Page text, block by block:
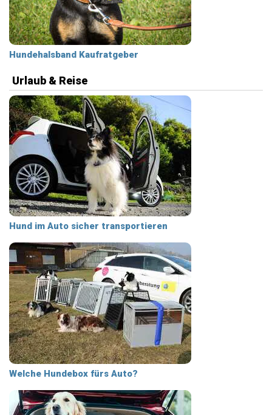
Hundehalsband Kaufratgeber
Urlaub & Reise
Hund im Auto sicher transportieren
Welche Hundebox fürs Auto?